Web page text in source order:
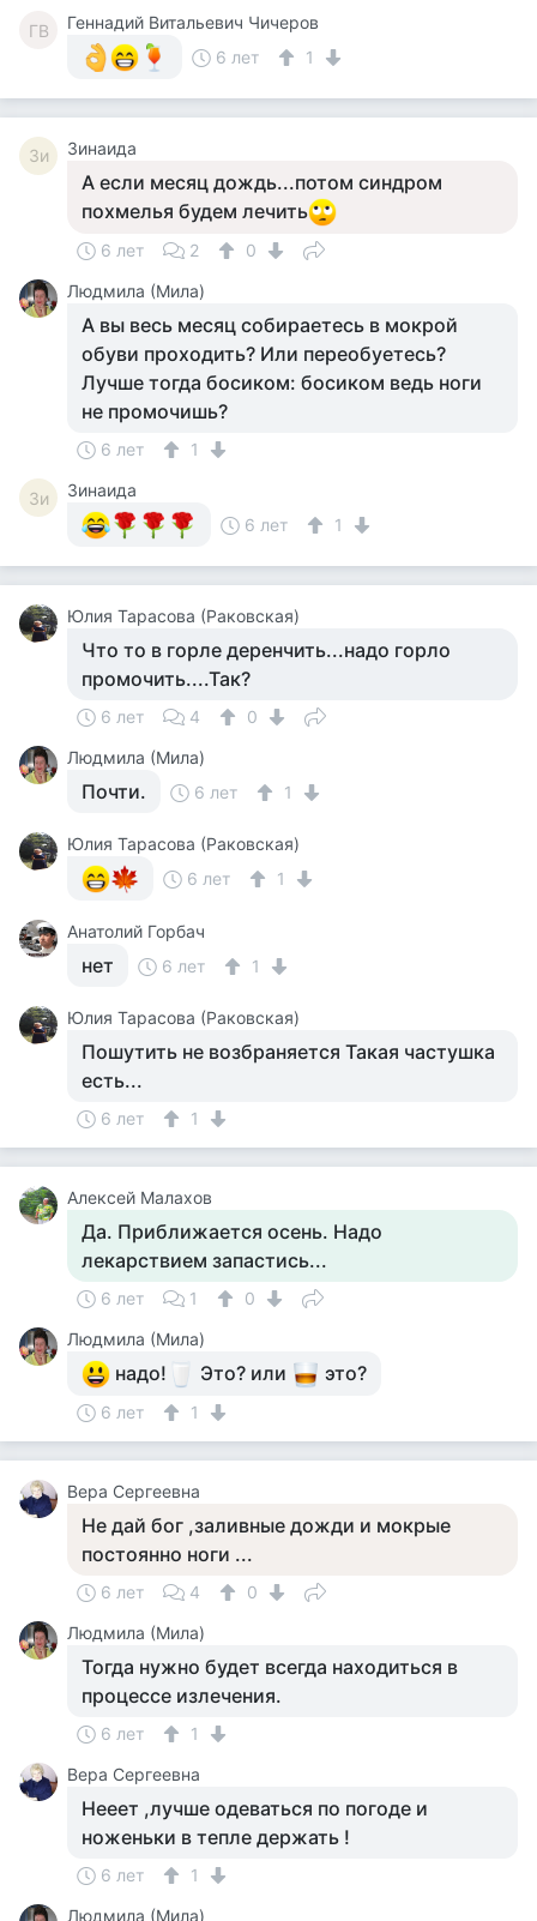
ГВ
Геннадий Витальевич Чичеров
6 лет
1
Зи Зинаида
А если месяц дождь...потом синдром
похмелья будем лечить
6 лет 2
0
Людмила (Мила)
А вы весь месяц собираетесь в мокрой
обуви проходить? Или переобуетесь?
Лучше тогда босиком: босиком ведь ноги
не промочишь?
6 лет 1
Зи
Зинаида
6 лет
1
Юлия Тарасова (Раковская)
Что то в горле деренчить...надо горло
промочить....Так?
6 лет 4
0
Людмила (Мила)
Почти. 6 лет 1
Юлия Тарасова (Раковская)
6 лет
1
Анатолий Горбач
нет 6 лет 1
Юлия Тарасова (Раковская)
Пошутить не возбраняется Такая частушка
есть...
6 лет 1
Алексей Малахов
Да. Приближается осень. Надо
лекарствием запастись...
6 лет 1
0
Людмила (Мила)
надо! Это? или это?
6 лет 1
Вера Сергеевна
Не дай бог ,заливные дожди и мокрые
постоянно ноги ...
6 лет 4
0
Людмила (Мила)
Тогда нужно будет всегда находиться в
процессе излечения.
6 лет
1
Вера Сергеевна
Нееет ,лучше одеваться по погоде и
ноженьки в тепле держать !
6 лет
1
Людмила (Мила)